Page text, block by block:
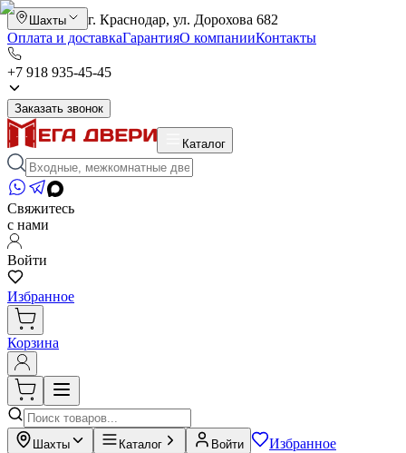
Шахты
г. Краснодар, ул. Дорохова 682
Оплата и доставкаГарантияО компанииКонтакты
+7 918 935-45-45
Заказать звонок
Каталог
Свяжитесь
с нами
Войти
Избранное
Корзина
Шахты Каталог Войти
Избранное